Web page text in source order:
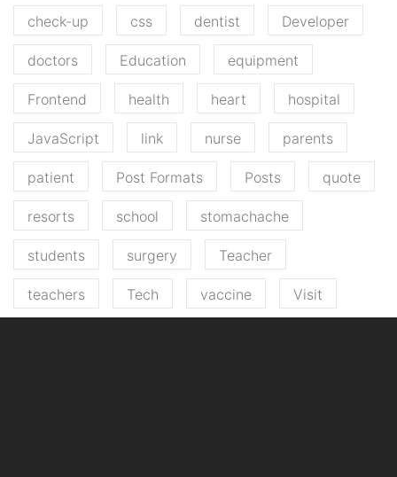
check-up css dentist Developer
doctors Education equipment
Frontend health heart hospital
JavaScript link nurse parents
patient Post Formats Posts quote
resorts school stomachache
students surgery Teacher
teachers Tech vaccine Visit